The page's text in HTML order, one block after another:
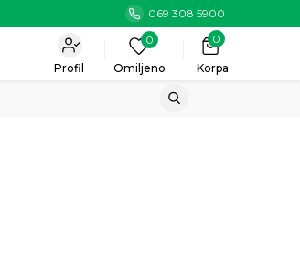
069 308 5900
Korpa
0
0
Omiljeno
Profil